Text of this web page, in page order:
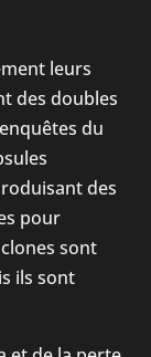
leurs
des doubles
du
des
pour
sont
ils sont